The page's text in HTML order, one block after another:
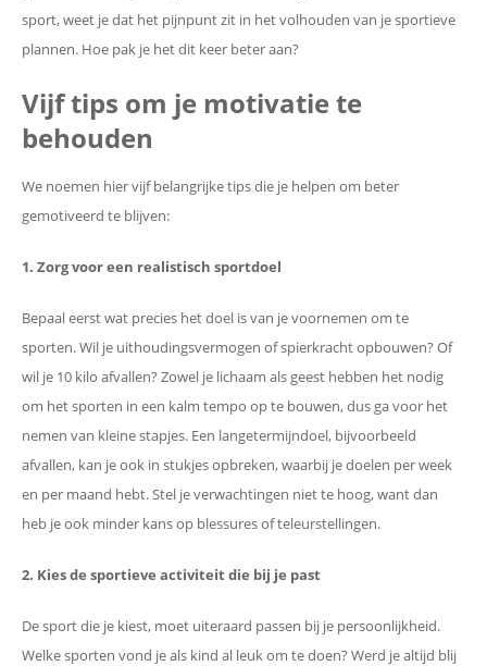
sport, weet je dat het pijnpunt zit in het volhouden van je sportieve
plannen. Hoe pak je het dit keer beter aan?
Vijf tips om je motivatie te
behouden
We noemen hier vijf belangrijke tips die je helpen om beter
gemotiveerd te blijven:
1. Zorg voor een realistisch sportdoel
Bepaal eerst wat precies het doel is van je voornemen om te
sporten. Wil je uithoudingsvermogen of spierkracht opbouwen? Of
wil je 10 kilo afvallen? Zowel je lichaam als geest hebben het nodig
om het sporten in een kalm tempo op te bouwen, dus ga voor het
nemen van kleine stapjes. Een langetermijndoel, bijvoorbeeld
afvallen, kan je ook in stukjes opbreken, waarbij je doelen per week
en per maand hebt. Stel je verwachtingen niet te hoog, want dan
heb je ook minder kans op blessures of teleurstellingen.
2. Kies de sportieve activiteit die bij je past
De sport die je kiest, moet uiteraard passen bij je persoonlijkheid.
Welke sporten vond je als kind al leuk om te doen? Werd je altijd blij